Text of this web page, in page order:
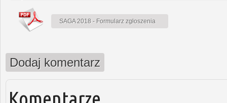
SAGA 2018 - Formularz zgłoszenia
Dodaj komentarz
Komentarze